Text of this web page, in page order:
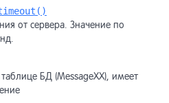
от сервера. Значение по
БД (MessageXX), имеет